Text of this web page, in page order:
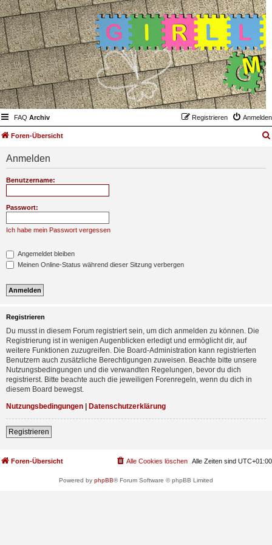
FAQ Archiv Anmelden
Registrieren
Foren-Übersicht
Anmelden
Benutzername:
Passwort:
Ich habe mein Passwort vergessen
Angemeldet bleiben
Meinen Online-Status während dieser Sitzung verbergen
Registrieren
Du musst in diesem Forum registriert sein, um dich anmelden zu können. Die
Registrierung ist in wenigen Augenblicken erledigt und ermöglicht dir, auf
weitere Funktionen zuzugreifen. Die Board-Administration kann registrierten
Benutzern auch zusätzliche Berechtigungen zuweisen. Beachte bitte unsere
Nutzungsbedingungen und die verwandten Regelungen, bevor du dich
registrierst. Bitte beachte auch die jeweiligen Forenregeln, wenn du dich in
diesem Board bewegst.
Nutzungsbedingungen | Datenschutzerklärung
Registrieren
Foren-Übersicht Alle Zeiten sind UTC+01:00
Alle Cookies löschen
Powered by phpBB® Forum Software © phpBB Limited